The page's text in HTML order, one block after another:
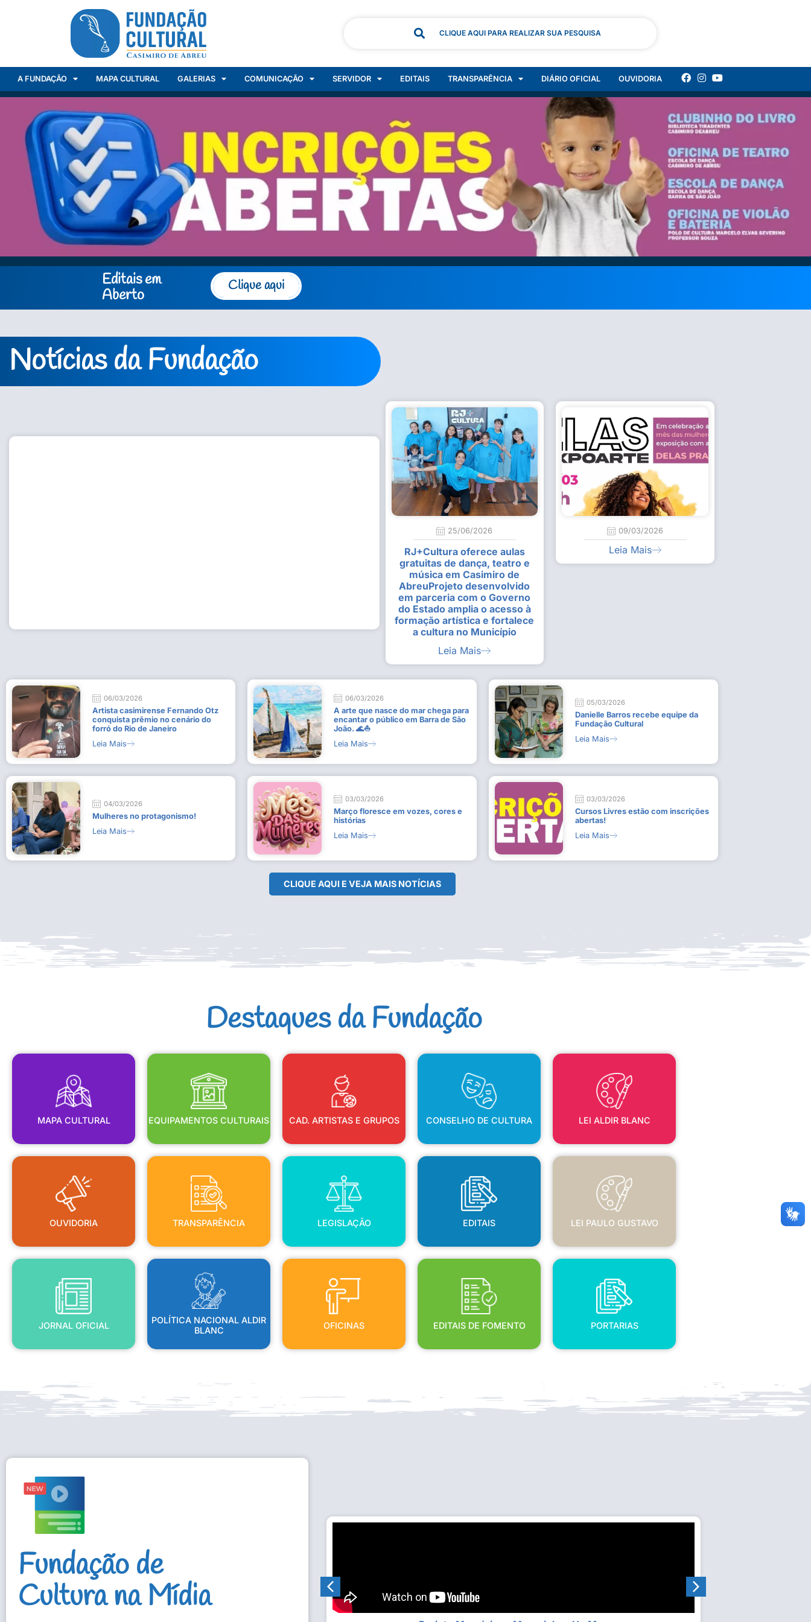
CLIQUE AQUI PARA REALIZAR SUA PESQUISA
A FUNDAÇÃO MAPA CULTURAL GALERIAS COMUNICAÇÃO SERVIDOR EDITAIS TRANSPARÊNCIA DIÁRIO OFICIAL OUVIDORIA
Editais em
Aberto
Clique aqui
Notícias da Fundação
Estudantes vivenciam experiência artística em visita guiada à exposição “Em
Busca do Divino”, em Rio Dourado
9 de julho de 2026
Leia Mais
25/06/2026
RJ+Cultura oferece aulas
gratuitas de dança, teatro e
música em Casimiro de
AbreuProjeto desenvolvido
em parceria com o Governo
do Estado amplia o acesso à
formação artística e fortalece
a cultura no Município
Leia Mais
09/03/2026
Leia Mais
06/03/2026
Artista casimirense Fernando Otz
conquista prêmio no cenário do
forró do Rio de Janeiro
Leia Mais
06/03/2026
A arte que nasce do mar chega para
encantar o público em Barra de São
João. 🌊⛵
Leia Mais
05/03/2026
Danielle Barros recebe equipe da
Fundação Cultural
Leia Mais
04/03/2026
Mulheres no protagonismo!
Leia Mais
03/03/2026
Março floresce em vozes, cores e
histórias
Leia Mais
03/03/2026
Cursos Livres estão com inscrições
abertas!
Leia Mais
CLIQUE AQUI E VEJA MAIS NOTÍCIAS
Destaques da Fundação
MAPA CULTURAL
MAPA CULTURAL
EQUIPAMENTOS CULTURAIS
EQUIPAMENTOS CULTURAIS
CAD. ARTISTAS E GRUPOS
CAD. ARTISTAS E GRUPOS
CONSELHO DE CULTURA
CONSELHO DE CULTURA
LEI ALDIR BLANC
LEI ALDIR BLANC
OUVIDORIA
OUVIDORIA
TRANSPARÊNCIA
TRANSPARÊNCIA
LEGISLAÇÃO
LEGISLAÇÃO
EDITAIS
EDITAIS
LEI PAULO GUSTAVO
LEI PAULO GUSTAVO
JORNAL OFICIAL
JORNAL OFICIAL
POLÍTICA NACIONAL ALDIR
BLANC
POLÍTICA NACIONAL ALDIR
BLANC
OFICINAS
OFICINAS
EDITAIS DE FOMENTO
EDITAIS DE FOMENTO
PORTARIAS
PORTARIAS
Fundação de
Cultura na Mídia